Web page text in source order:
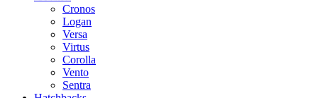
Cronos
Logan
Versa
Virtus
Corolla
Vento
Sentra